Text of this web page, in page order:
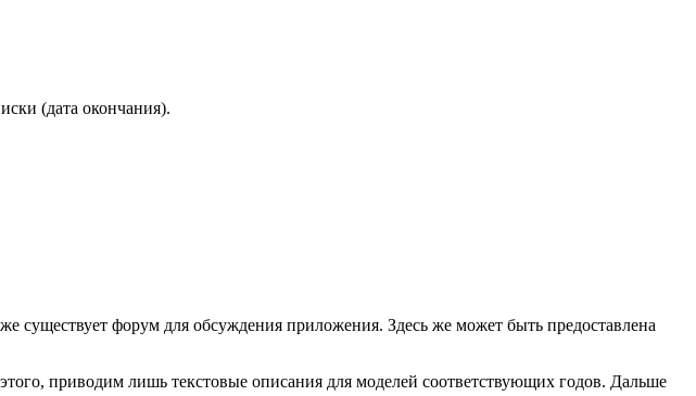
(дата окончания).
существует форум для обсуждения приложения. Здесь же может быть предоставлена
приводим лишь текстовые описания для моделей соответствующих годов. Дальше